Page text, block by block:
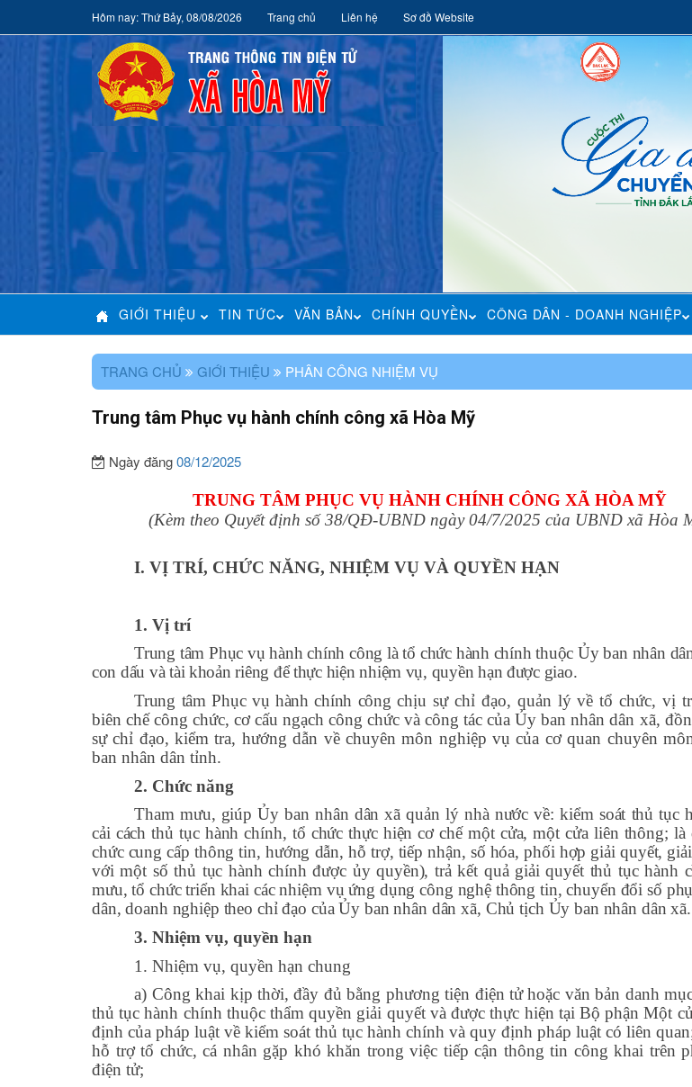
Hôm nay: Thứ Bảy, 08/08/2026 Trang chủ Liên hệ Sơ đồ Website
GIỚI THIỆU TIN TỨC VĂN BẢN CHÍNH QUYỀN CÔNG DÂN - DOANH NGHIỆP
TRANG CHỦ GIỚI THIỆU PHÂN CÔNG NHIỆM VỤ
Trung tâm Phục vụ hành chính công xã Hòa Mỹ
Ngày đăng08/12/2025
TRUNG TÂM PHỤC VỤ HÀNH CHÍNH CÔNG XÃ HÒA MỸ
(Kèm theo Quyết định số 38/QĐ-UBND ngày 04/7/2025 của UBND xã Hòa
I. VỊ TRÍ, CHỨC NĂNG, NHIỆM VỤ VÀ QUYỀN HẠN
1. Vị trí
Trung tâm Phục vụ hành chính công là tổ chức hành chính thuộc Ủy ban nhân
con dấu và tài khoản riêng để thực hiện nhiệm vụ, quyền hạn được giao.
Trung tâm Phục vụ hành chính côngchịu sự chỉ đạo, quản lý về tổ chức, vị
biên chế công chức, cơ cấu ngạch công chức và công tác của Ủy ban nhân dân xã,
sự chỉ đạo, kiểm tra, hướng dẫn về chuyên môn nghiệp vụ của cơ quan chuyên
ban nhân dân tỉnh.
2. Chức năng
Tham mưu, giúp Ủy ban nhân dân xãquản lý nhà nước về: kiểm soát thủ tục
cải cách thủ tục hành chính, tổ chức thực hiện cơ chế một cửa, một cửa liên thông; là
chức cung cấp thông tin, hướng dẫn, hỗ trợ, tiếp nhận, số hóa, phối hợp giải quyết,
với một số thủ tục hành chính được ủy quyền), trả kết quả giải quyết thủ tục hành
mưu, tổ chức triển khai các nhiệm vụ ứng dụng công nghệ thông tin, chuyển đổi số
dân, doanh nghiệp theo chỉ đạo củaỦy ban nhân dân xã, Chủ tịch Ủy ban nhân dân xã.
3. Nhiệm vụ, quyền hạn
1. Nhiệm vụ, quyền hạn chung
a) Công khai kịp thời, đầy đủ bằng phương tiện điện tử hoặc văn bản danh
thủ tục hành chính thuộc thẩm quyền giải quyết và được thực hiện tại Bộ phận Một
định của pháp luật về kiểm soát thủ tục hành chính và quy định pháp luật có liên
hỗ trợ tổ chức, cá nhân gặp khó khăn trong việc tiếp cận thông tin công khai trên
điện tử;